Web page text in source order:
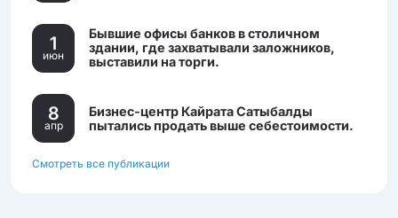
1
июн
Бывшие офисы банков в столичном
здании, где захватывали заложников,
выставили на торги.
8
апр
Бизнес-центр Кайрата Сатыбалды
пытались продать выше себестоимости.
Смотреть все публикации